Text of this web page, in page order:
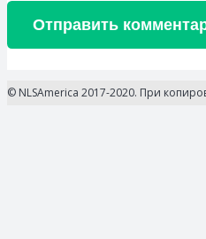
Отправить
© NLSAmerica 2017-2020. При